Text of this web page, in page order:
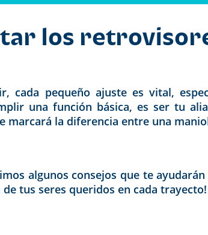
los
cada pequeño ajuste es vital,
una función básica, es ser tu
marcará la diferencia entre una
algunos consejos que te
tus seres queridos en cada trayecto!